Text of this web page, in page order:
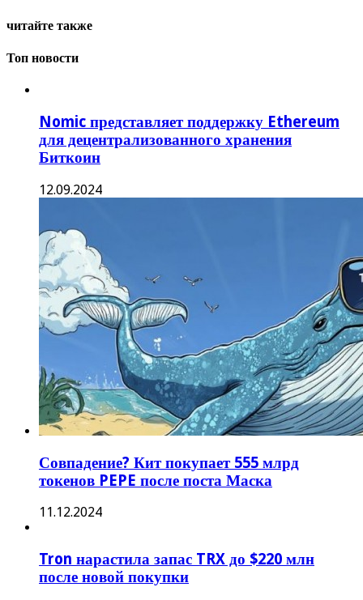
читайте также
Топ новости
Nomic представляет поддержку Ethereum
для децентрализованного хранения
Биткоин
12.09.2024
Совпадение? Кит покупает 555 млрд
токенов PEPE после поста Маска
11.12.2024
Tron нарастила запас TRX до $220 млн
после новой покупки